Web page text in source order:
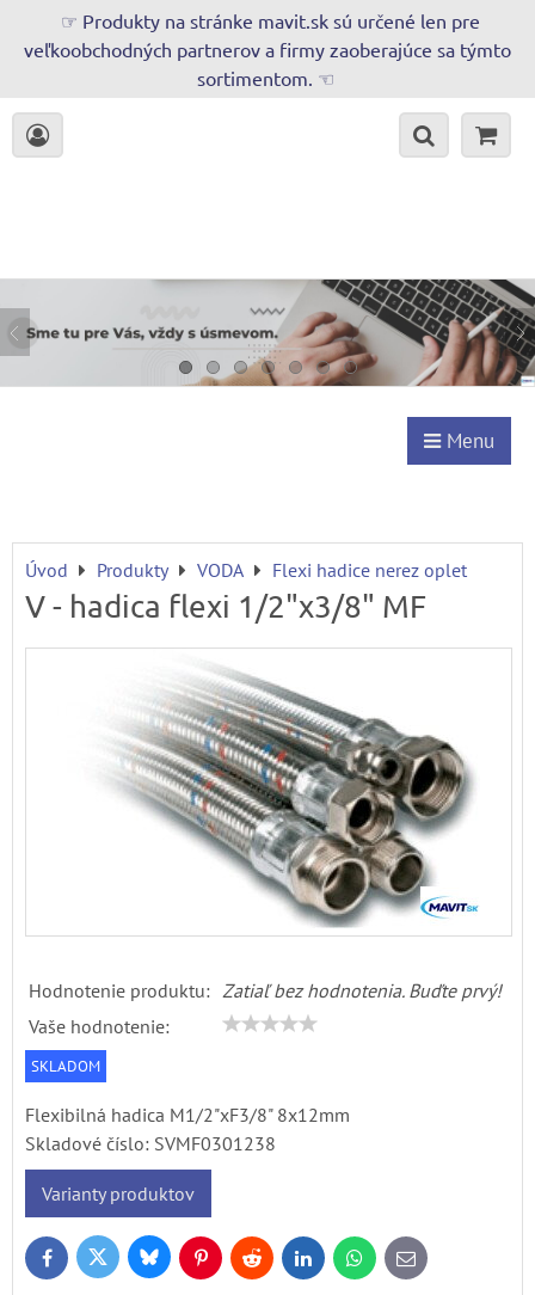
☞ Produkty na stránke mavit.sk sú určené len pre
veľkoobchodných partnerov a firmy zaoberajúce sa týmto
sortimentom. ☜
Menu
Úvod Produkty VODA Flexi hadice nerez oplet
V - hadica flexi 1/2"x3/8" MF
Hodnotenie produktu: Zatiaľ bez hodnotenia. Buďte prvý!
Vaše hodnotenie:
SKLADOM
Flexibilná hadica M1/2"xF3/8" 8x12mm
Skladové číslo: SVMF0301238
Varianty produktov
FacebookTwitter BlueskyPinterestReddit LinkedInWhatsApp
E-
mail